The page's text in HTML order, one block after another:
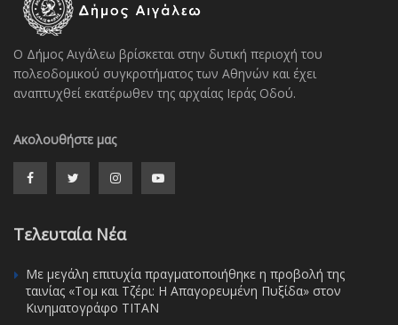
Ο Δήμος Αιγάλεω βρίσκεται στην δυτική περιοχή του
πολεοδομικού συγκροτήματος των Αθηνών και έχει
αναπτυχθεί εκατέρωθεν της αρχαίας Ιεράς Οδού.
Ακολουθήστε μας
Τελευταία Νέα
Με μεγάλη επιτυχία πραγματοποιήθηκε η προβολή της
ταινίας «Τομ και Τζέρι: Η Απαγορευμένη Πυξίδα» στον
Κινηματογράφο ΤΙΤΑΝ